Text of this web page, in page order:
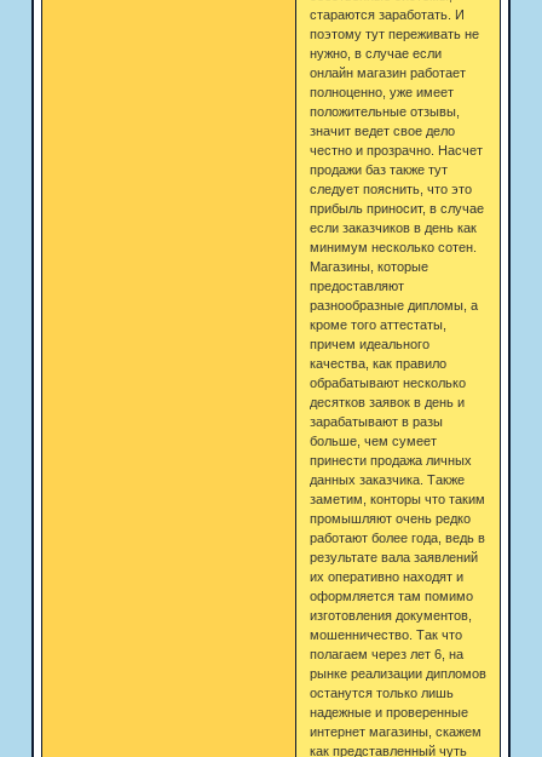
стараются заработать. И
поэтому тут переживать не
нужно, в случае если
онлайн магазин работает
полноценно, уже имеет
положительные отзывы,
значит ведет свое дело
честно и прозрачно. Насчет
продажи баз также тут
следует пояснить, что это
прибыль приносит, в случае
если заказчиков в день как
минимум несколько сотен.
Магазины, которые
предоставляют
разнообразные дипломы, а
кроме того аттестаты,
причем идеального
качества, как правило
обрабатывают несколько
десятков заявок в день и
зарабатывают в разы
больше, чем сумеет
принести продажа личных
данных заказчика. Также
заметим, конторы что таким
промышляют очень редко
работают более года, ведь в
результате вала заявлений
их оперативно находят и
оформляется там помимо
изготовления документов,
мошенничество. Так что
полагаем через лет 6, на
рынке реализации дипломов
останутся только лишь
надежные и проверенные
интернет магазины, скажем
как представленный чуть